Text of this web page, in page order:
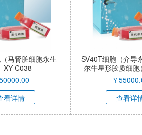
IHFDP-hTERT细胞（永生化人
毛囊真皮乳头细胞）XY-H1763-
15000.00
网